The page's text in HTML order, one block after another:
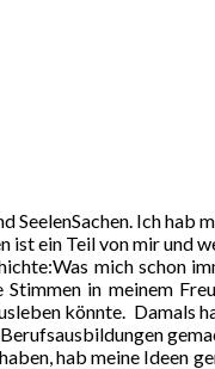
SeelenSachen. Ich
ein Teil von mir und
mich schon
in meinem
könnte.
hab meine Ideen